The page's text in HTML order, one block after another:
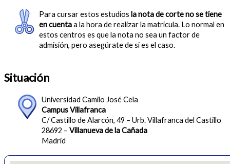
Para cursar estos estudios la nota de corte no se tiene
en cuentaa la hora de realizar la matrícula. Lo normal en
estos centros es que la nota no sea un factor de
admisión, pero asegúrate de si es el caso.
Situación
Universidad Camilo José Cela
Campus Villafranca
C/ Castillo de Alarcón, 49 – Urb. Villafranca del Castillo
28692 – Villanueva de la Cañada
Madrid